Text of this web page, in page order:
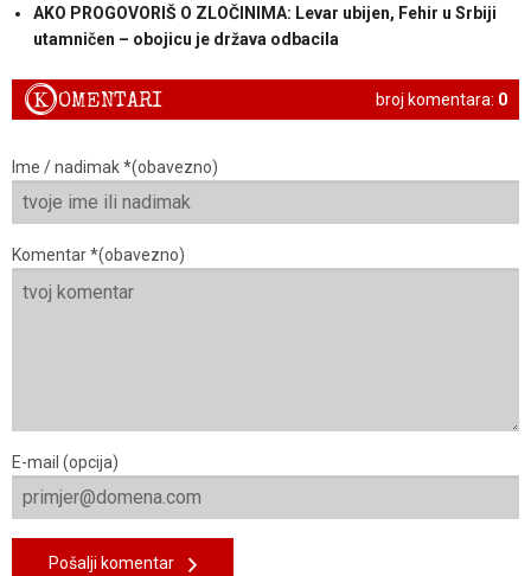
AKO PROGOVORIŠ O ZLOČINIMA: Levar ubijen, Fehir u Srbiji
utamničen – obojicu je država odbacila
broj komentara: 0
KOMENTARI
Ime / nadimak *(obavezno)
Komentar *(obavezno)
E-mail (opcija)
Pošalji komentar